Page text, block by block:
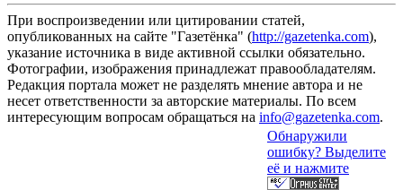
При воспроизведении или цитировании статей,
опубликованных на сайте "Газетёнка" (http://gazetenka.com),
указание источника в виде активной ссылки обязательно.
Фотографии, изображения принадлежат правообладателям.
Редакция портала может не разделять мнение автора и не
несет ответственности за авторские материалы. По всем
интересующим вопросам обращаться на info@gazetenka.com.
Обнаружили
ошибку? Выделите
её и нажмите